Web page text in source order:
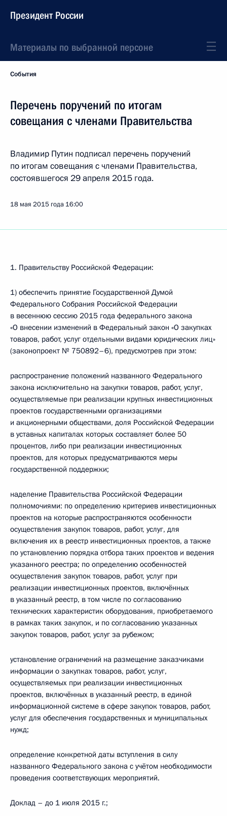
Президент России
Материалы по выбранной персоне
События
Перечень поручений по итогам
совещания с членами Правительства
Владимир Путин подписал перечень поручений
по итогам совещания с членами Правительства,
состоявшегося 29 апреля 2015 года.
18 мая 2015 года 16:00
1. Правительству Российской Федерации:
1) обеспечить принятие Государственной Думой
Федерального Собрания Российской Федерации
в весеннюю сессию 2015 года федерального закона
«О внесении изменений в Федеральный закон «О закупках
товаров, работ, услуг отдельными видами юридических лиц»
(законопроект № 750892–6), предусмотрев при этом:
распространение положений названного Федерального
закона исключительно на закупки товаров, работ, услуг,
осуществляемые при реализации крупных инвестиционных
проектов государственными организациями
и акционерными обществами, доля Российской Федерации
в уставных капиталах которых составляет более 50
процентов, либо при реализации инвестиционных
проектов, для которых предусматриваются меры
государственной поддержки;
наделение Правительства Российской Федерации
полномочиями: по определению критериев инвестиционных
проектов на которые распространяются особенности
осуществления закупок товаров, работ, услуг, для
включения их в реестр инвестиционных проектов, а также
по установлению порядка отбора таких проектов и ведения
указанного реестра; по определению особенностей
осуществления закупок товаров, работ, услуг при
реализации инвестиционных проектов, включённых
в указанный реестр, в том числе по согласованию
технических характеристик оборудования, приобретаемого
в рамках таких закупок, и по согласованию указанных
закупок товаров, работ, услуг за рубежом;
установление ограничений на размещение заказчиками
информации о закупках товаров, работ, услуг,
осуществляемых при реализации инвестиционных
проектов, включённых в указанный реестр, в единой
информационной системе в сфере закупок товаров, работ,
услуг для обеспечения государственных и муниципальных
нужд;
определение конкретной даты вступления в силу
названного Федерального закона с учётом необходимости
проведения соответствующих мероприятий.
Доклад – до 1 июля 2015 г.;